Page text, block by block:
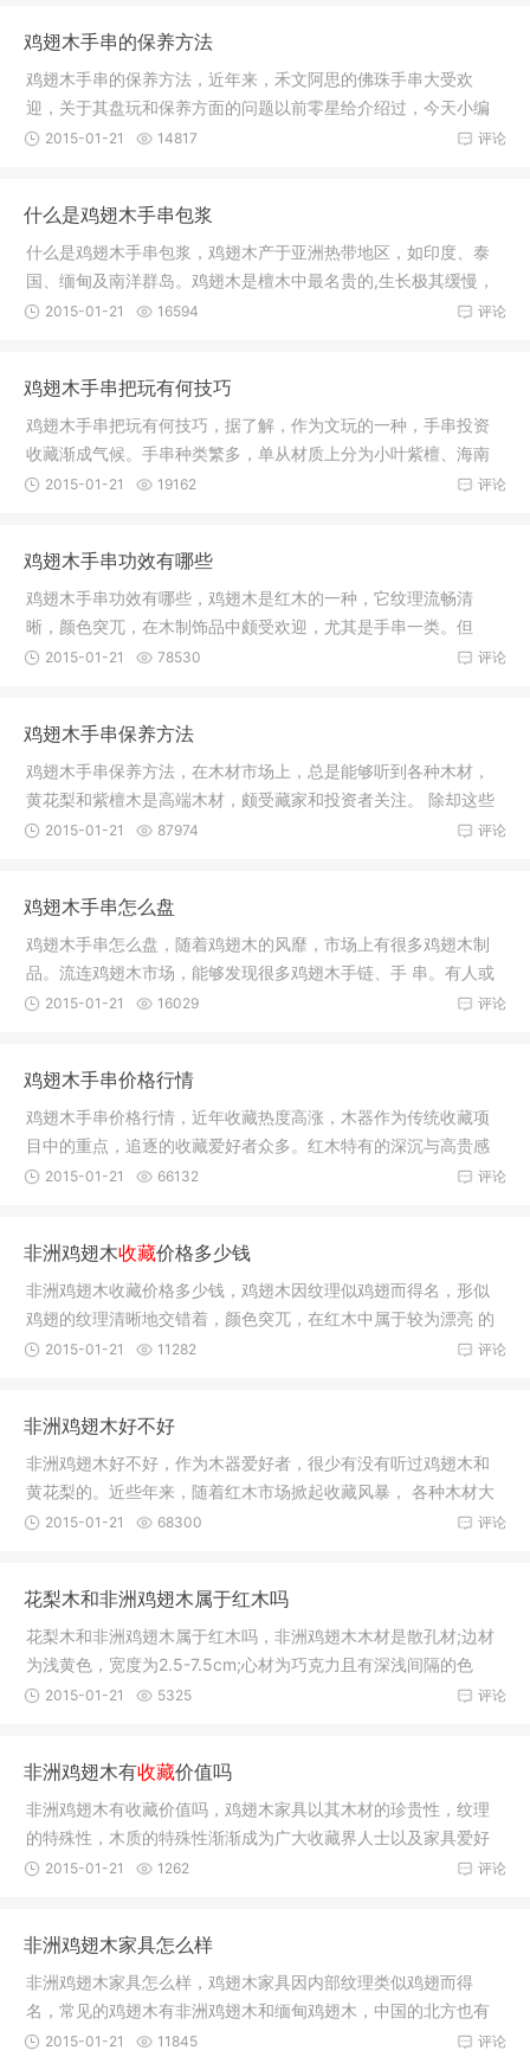
鸡翅木手串的保养方法
鸡翅木手串的保养方法，近年来，禾文阿思的佛珠手串大受欢
迎，关于其盘玩和保养方面的问题以前零星给介绍过，今天小编
将所有类型
评论
2015-01-21 14817
什么是鸡翅木手串包浆
什么是鸡翅木手串包浆，鸡翅木产于亚洲热带地区，如印度、泰
国、缅甸及南洋群岛。鸡翅木是檀木中最名贵的,生长极其缓慢，
需数百年
评论
2015-01-21 16594
鸡翅木手串把玩有何技巧
鸡翅木手串把玩有何技巧，据了解，作为文玩的一种，手串投资
收藏渐成气候。手串种类繁多，单从材质上分为小叶紫檀、海南
黄花梨、
评论
2015-01-21 19162
鸡翅木手串功效有哪些
鸡翅木手串功效有哪些，鸡翅木是红木的一种，它纹理流畅清
晰，颜色突兀，在木制饰品中颇受欢迎，尤其是手串一类。但
是，鸡翅木毕
评论
2015-01-21 78530
鸡翅木手串保养方法
鸡翅木手串保养方法，在木材市场上，总是能够听到各种木材，
黄花梨和紫檀木是高端木材，颇受藏家和投资者关注。 除却这些
高端木材
评论
2015-01-21 87974
鸡翅木手串怎么盘
鸡翅木手串怎么盘，随着鸡翅木的风靡，市场上有很多鸡翅木制
品。流连鸡翅木市场，能够发现很多鸡翅木手链、手 串。有人或
许好奇这
评论
2015-01-21 16029
鸡翅木手串价格行情
鸡翅木手串价格行情，近年收藏热度高涨，木器作为传统收藏项
目中的重点，追逐的收藏爱好者众多。红木特有的深沉与高贵感
博得了众
评论
2015-01-21 66132
非洲鸡翅木收藏价格多少钱
非洲鸡翅木收藏价格多少钱，鸡翅木因纹理似鸡翅而得名，形似
鸡翅的纹理清晰地交错着，颜色突兀，在红木中属于较为漂亮 的
木材，这
评论
2015-01-21 11282
非洲鸡翅木好不好
非洲鸡翅木好不好，作为木器爱好者，很少有没有听过鸡翅木和
黄花梨的。近些年来，随着红木市场掀起收藏风暴， 各种木材大
放异彩，
评论
2015-01-21 68300
花梨木和非洲鸡翅木属于红木吗
花梨木和非洲鸡翅木属于红木吗，非洲鸡翅木木材是散孔材;边材
为浅黄色，宽度为2.5-7.5cm;心材为巧克力且有深浅间隔的色
带，或是深
评论
2015-01-21 5325
非洲鸡翅木有收藏价值吗
非洲鸡翅木有收藏价值吗，鸡翅木家具以其木材的珍贵性，纹理
的特殊性，木质的特殊性渐渐成为广大收藏界人士以及家具爱好
者求购的
评论
2015-01-21 1262
非洲鸡翅木家具怎么样
非洲鸡翅木家具怎么样，鸡翅木家具因内部纹理类似鸡翅而得
名，常见的鸡翅木有非洲鸡翅木和缅甸鸡翅木，中国的北方也有
少量的鸡翅
评论
2015-01-21 11845